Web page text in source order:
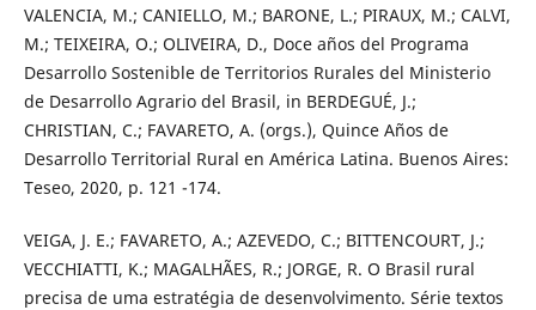
VALENCIA, M.; CANIELLO, M.; BARONE, L.; PIRAUX, M.; CALVI,
M.; TEIXEIRA, O.; OLIVEIRA, D., Doce años del Programa
Desarrollo Sostenible de Territorios Rurales del Ministerio
de Desarrollo Agrario del Brasil, in BERDEGUÉ, J.;
CHRISTIAN, C.; FAVARETO, A. (orgs.), Quince Años de
Desarrollo Territorial Rural en América Latina. Buenos Aires:
Teseo, 2020, p. 121 -174.
VEIGA, J. E.; FAVARETO, A.; AZEVEDO, C.; BITTENCOURT, J.;
VECCHIATTI, K.; MAGALHÃES, R.; JORGE, R. O Brasil rural
precisa de uma estratégia de desenvolvimento. Série textos